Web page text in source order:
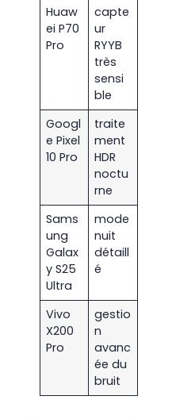
Huaw
ei P70
Pro
capte
ur
RYYB
très
sensi
ble
Googl
e Pixel
10 Pro
traite
ment
HDR
noctu
rne
Sams
ung
Galax
y S25
Ultra
mode
nuit
détaill
é
Vivo
X200
Pro
gestio
n
avanc
ée du
bruit